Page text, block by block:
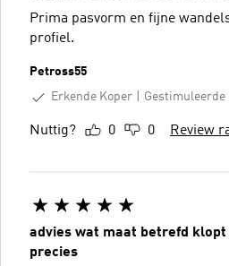
Prima pasvorm en fijne
profiel.
Petross55
Erkende Koper
Gestimuleerde
Nuttig? 0 0 Review
advies wat maat betrefd
precies